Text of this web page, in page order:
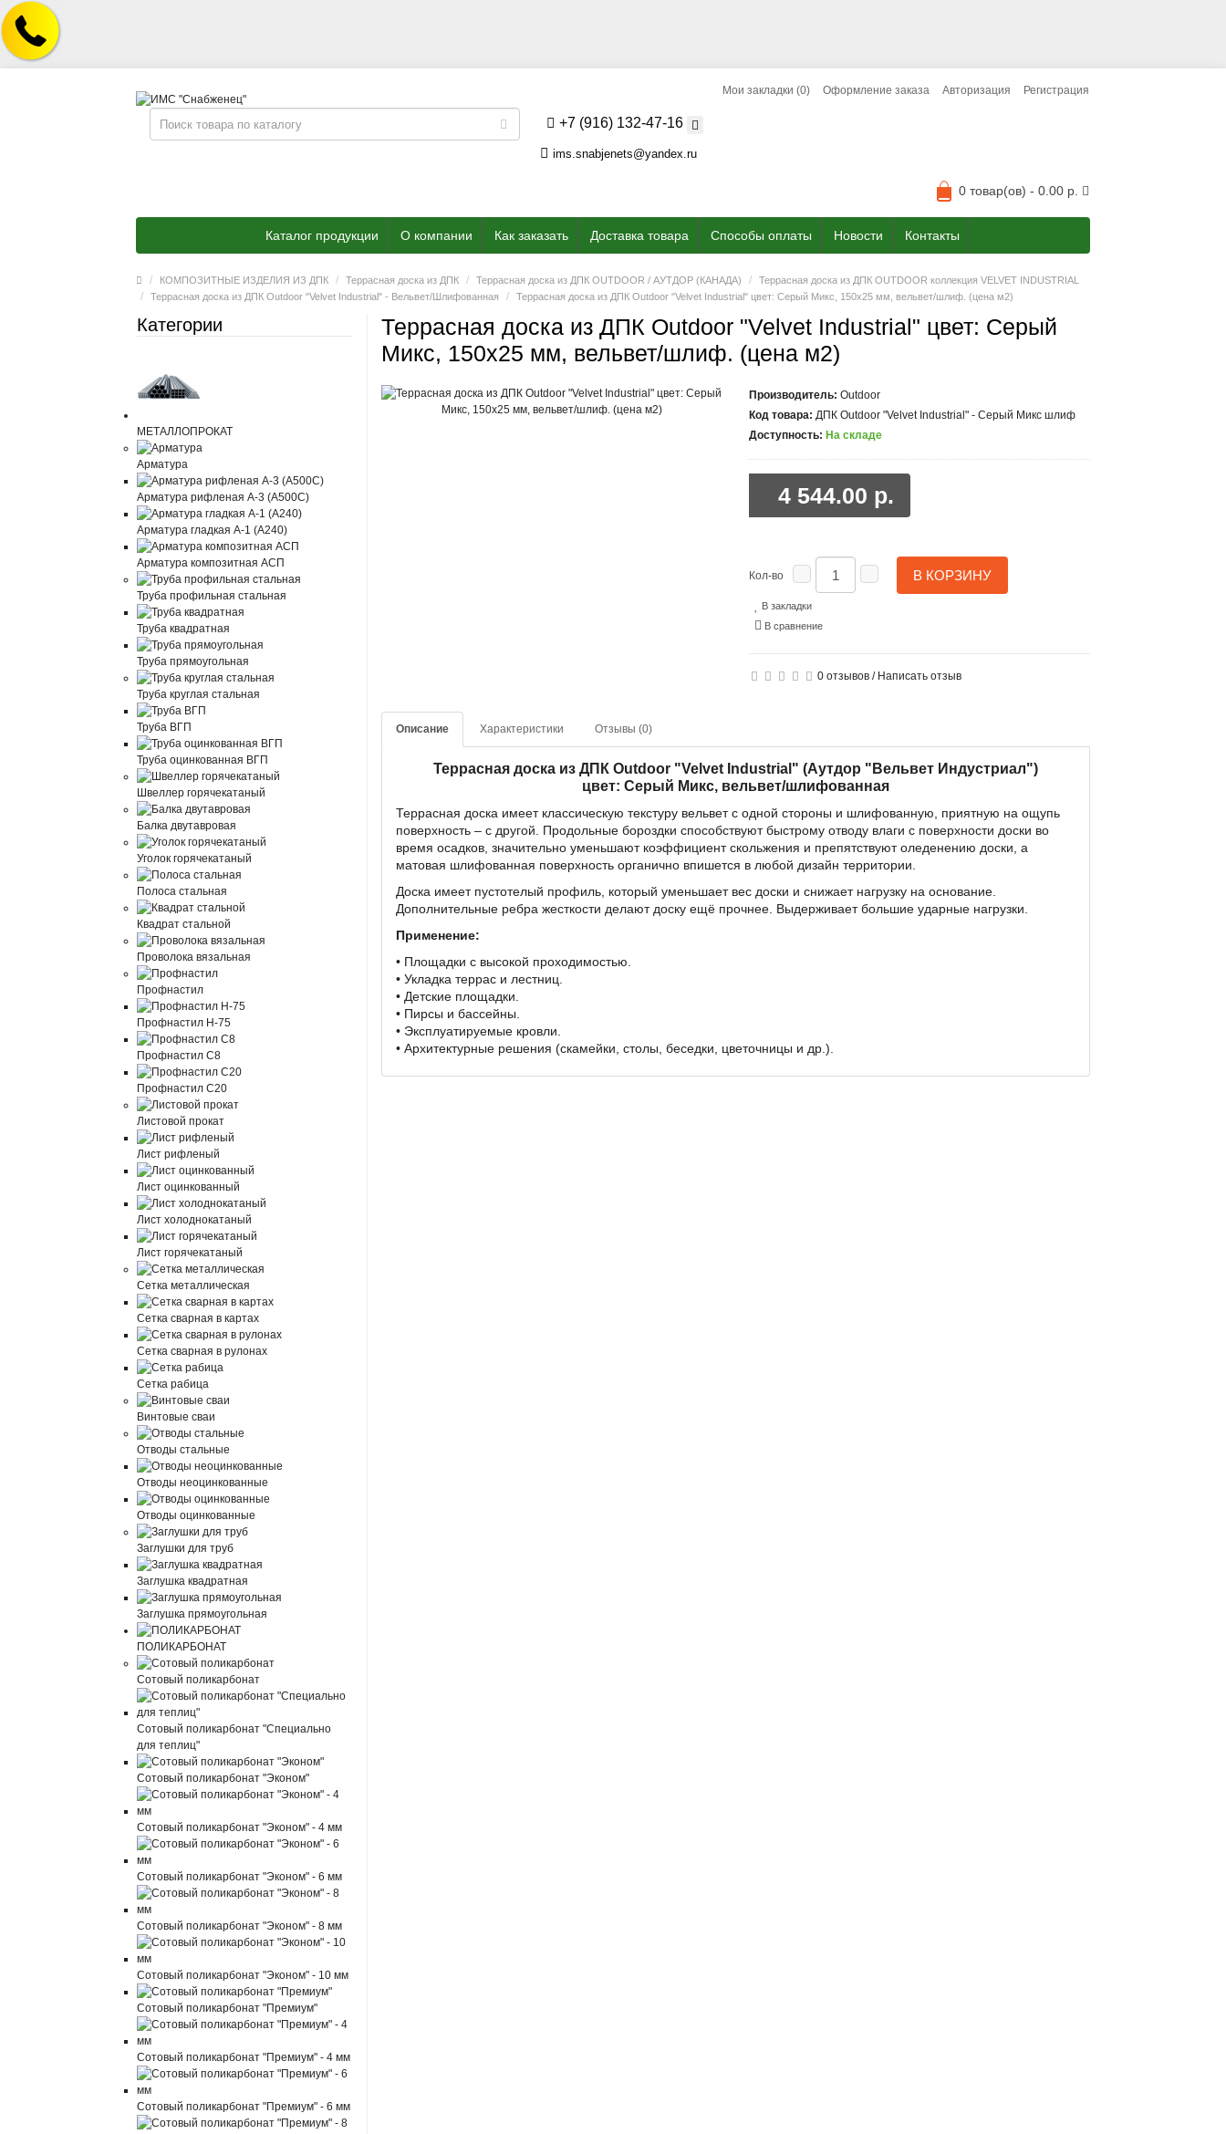
Авторизация Регистрация
Мои закладки (0) Оформление заказа
+7 (916) 132-47-16
ims.snabjenets@yandex.ru
0 товар(ов) - 0.00 р.
Каталог продукции О компании Как заказать Доставка товара Способы оплаты Новости Контакты
КОМПОЗИТНЫЕ ИЗДЕЛИЯ ИЗ ДПК Террасная доска из ДПК Террасная доска из ДПК OUTDOOR / АУТДОР (КАНАДА)
Террасная доска из ДПК OUTDOOR коллекция VELVET INDUSTRIAL
Террасная доска из ДПК Outdoor "Velvet Industrial" - Вельвет/Шлифованная
Террасная доска из ДПК Outdoor "Velvet Industrial" цвет: Серый Микс, 150x25 мм, вельвет/шлиф. (цена м2)
Категории
МЕТАЛЛОПРОКАТ
Арматура
Арматура рифленая А-3 (А500С)
Арматура гладкая А-1 (А240)
Арматура композитная АСП
Труба профильная стальная
Труба квадратная
Труба прямоугольная
Труба круглая стальная
Труба ВГП
Труба оцинкованная ВГП
Швеллер горячекатаный
Балка двутавровая
Уголок горячекатаный
Полоса стальная
Квадрат стальной
Проволока вязальная
Профнастил
Профнастил Н-75
Профнастил С8
Профнастил С20
Листовой прокат
Лист рифленый
Лист оцинкованный
Лист холоднокатаный
Лист горячекатаный
Сетка металлическая
Сетка сварная в картах
Сетка сварная в рулонах
Сетка рабица
Винтовые сваи
Отводы стальные
Отводы неоцинкованные
Отводы оцинкованные
Заглушки для труб
Заглушка квадратная
Заглушка прямоугольная
ПОЛИКАРБОНАТ
Сотовый поликарбонат
Сотовый поликарбонат "Специально
для теплиц"
Сотовый поликарбонат "Эконом"
Сотовый поликарбонат "Эконом" - 4 мм
Сотовый поликарбонат "Эконом" - 6 мм
Сотовый поликарбонат "Эконом" - 8 мм
Сотовый поликарбонат "Эконом" - 10 мм
Сотовый поликарбонат "Премиум"
Сотовый поликарбонат "Премиум" - 4 мм
Сотовый поликарбонат "Премиум" - 6 мм
Террасная доска из ДПК Outdoor "Velvet Industrial" цвет: Серый
Микс, 150x25 мм, вельвет/шлиф. (цена м2)
Производитель: Outdoor
Код товара: ДПК Outdoor "Velvet Industrial" - Серый Микс шлиф
Доступность: На складе
4 544.00 р.
Кол-во В КОРЗИНУ
В закладки
В сравнение
0 отзывов / Написать отзыв
Описание Характеристики Отзывы (0)
Террасная доска из ДПК Outdoor "Velvet Industrial" (Аутдор "Вельвет Индустриал")
цвет: Серый Микс, вельвет/шлифованная
Террасная доска имеет классическую текстуру вельвет с одной стороны и шлифованную, приятную на ощупь
поверхность – с другой. Продольные бороздки способствуют быстрому отводу влаги с поверхности доски во
время осадков, значительно уменьшают коэффициент скольжения и препятствуют оледенению доски, а
матовая шлифованная поверхность органично впишется в любой дизайн территории.
Доска имеет пустотелый профиль, который уменьшает вес доски и снижает нагрузку на основание.
Дополнительные ребра жесткости делают доску ещё прочнее. Выдерживает большие ударные нагрузки.
Применение:
• Площадки с высокой проходимостью.
• Укладка террас и лестниц.
• Детские площадки.
• Пирсы и бассейны.
• Эксплуатируемые кровли.
• Архитектурные решения (скамейки, столы, беседки, цветочницы и др.).